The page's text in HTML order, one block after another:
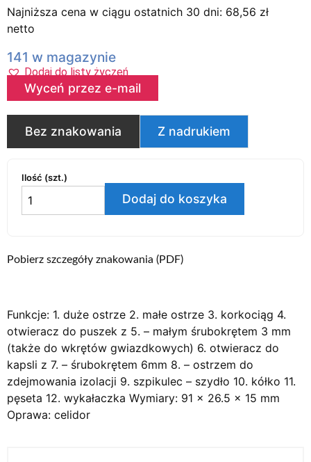
Najniższa cena w ciągu ostatnich 30 dni: 68,56 zł
netto
141 w magazynie
Dodaj do listy życzeń
Wyceń przez e-mail
Bez znakowania Z nadrukiem
Ilość (szt.)
Dodaj do koszyka
Pobierz szczegóły znakowania (PDF)
Funkcje: 1. duże ostrze 2. małe ostrze 3. korkociąg 4.
otwieracz do puszek z 5. – małym śrubokrętem 3 mm
(także do wkrętów gwiazdkowych) 6. otwieracz do
kapsli z 7. – śrubokrętem 6mm 8. – ostrzem do
zdejmowania izolacji 9. szpikulec – szydło 10. kółko 11.
pęseta 12. wykałaczka Wymiary: 91 x 26.5 x 15 mm
Oprawa: celidor